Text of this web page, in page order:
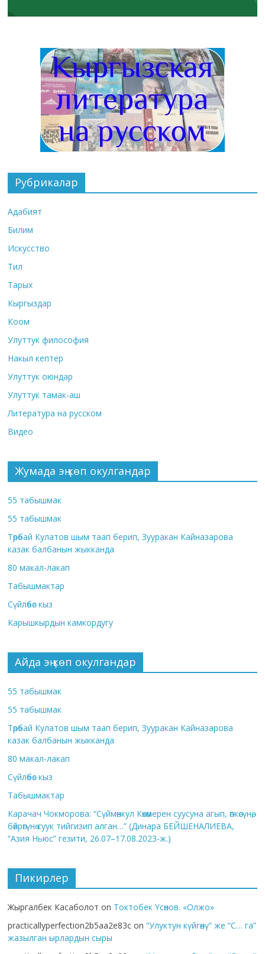
Рубрикалар
Адабият
Билим
Искусство
Тил
Тарых
Кыргыздар
Коом
Улуттук философия
Накыл кептер
Улуттук оюндар
Улуттук тамак-аш
Литература на русском
Видео
Жумада эң көп окулгандар
55 табышмак
55 табышмак
Төрөбай Кулатов шым таап берип, Зууракан Кайназарова
казак балбанын жыкканда
80 макал-лакап
Табышмактар
Сүйлөбөс кыз
Карышкырдын камкордугу
Айда эң көп окулгандар
55 табышмак
55 табышмак
Төрөбай Кулатов шым таап берип, Зууракан Кайназарова
казак балбанын жыкканда
80 макал-лакап
Сүйлөбөс кыз
Табышмактар
Карачач Чокморова: “Сүймөнкул Көкөмерен суусуна агып, өпкөсүнө,
бөйрөгүнө суук тийгизип алган…” (Динара БЕЙШЕНАЛИЕВА,
“Азия Ньюс” гезити, 26.07–17.08.2023-ж.)
Пикирлер
Жыргалбек Касаболот on Токтобек Үсөнов. «Олжо»
practicallyperfection2b5aa2e83c on“Улуктун күйгөнү” же “С… га”
жазылган ырлардын сыры